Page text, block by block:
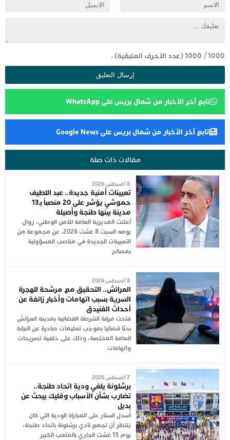
1000
/
1000(عدد الأحرف المتبقية) .
تابع آخر الأخبار من شمال بريس على WhatsApp
تابع آخر الأخبار من شمال بريس على Google News
مقالات ذات صلة
8 أغسطس 2026
تعيينات أمنية جديدة.. عبد اللطيف
حموشي يؤشر على 20 منصباً بـ13
مدينة بينها طنجة وأصيلة
أعلنت المديرية العامة للأمن الوطني، زوال
يومه السبت 8 غشت 2026، عن مجموعة من
التعيينات الجديدة في مناصب المسؤولية
بمصالح
8 أغسطس 2026
العرائش.. التحقيق مع مرشحة للهجرة
السرية بسبب اتهامات وأخبار زائفة عن
أحداث الفنيدق
فتحت فرقة الشرطة القضائية بمدينة العرائش
بحثا قضائيا بموجب تعليمات صادرة عن النيابة
العامة المختصة، وذلك على خلفية تصريحات
واتهامات
7 أغسطس 2026
برشلونة يلغي ودية اتحاد طنجة..
تضارب بشأن الأسباب وفليك يبحث عن
بديل
أُسدل الستار على المباراة الودية التي كان
يُنتظر أن تجمع نادي برشلونة باتحاد طنجة،
يوم 15 غشت الجاري بالملعب الكبير